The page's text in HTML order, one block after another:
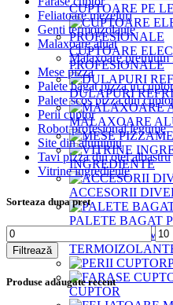
CUPTOARE PE
CUPTOARE
PROFESIONALE
DULAPURI
MALAXOARE
INGREDIENTE
ACCESORII
PALETE BAGAT
CUPTOR
Feliatoare mezeluri
Genti termoizolante
Malaxoare aluat
Malaxoare
Mese pizza
Palete bagat pizza in cuptor
Palete scos pizza din
Perii cuptor
Robot profesional legume
Site din aluminiu
Tavi pizza din otel albastru
Vitrine ingrediente
Sorteaza dupa pret
Preț
minim
Preț
Filtrează
Produse adaugate recent